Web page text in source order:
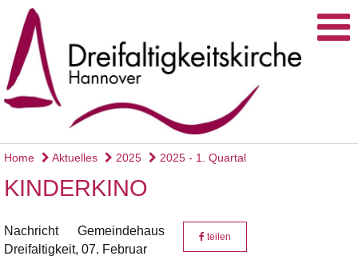
Home Aktuelles 2025 2025 - 1. Quartal
KINDERKINO
Nachricht
Gemeindehaus
Dreifaltigkeit, 07. Februar
teilen